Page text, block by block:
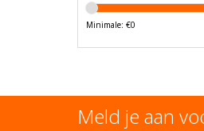
Minimale: €0
Meld je aan